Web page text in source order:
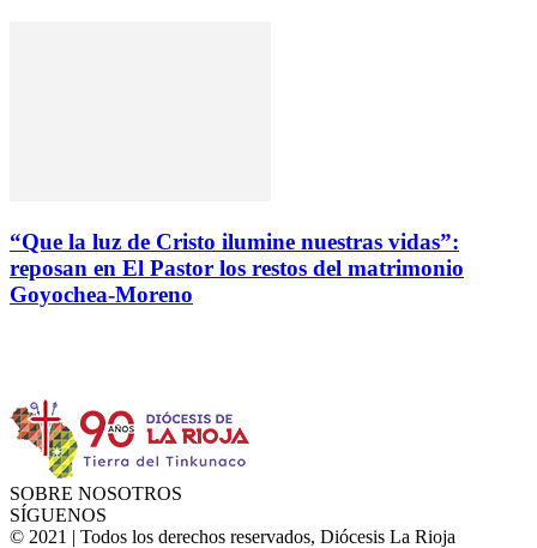
“Que la luz de Cristo ilumine nuestras vidas”:
reposan en El Pastor los restos del matrimonio
Goyochea-Moreno
SOBRE NOSOTROS
SÍGUENOS
© 2021 | Todos los derechos reservados, Diócesis La Rioja